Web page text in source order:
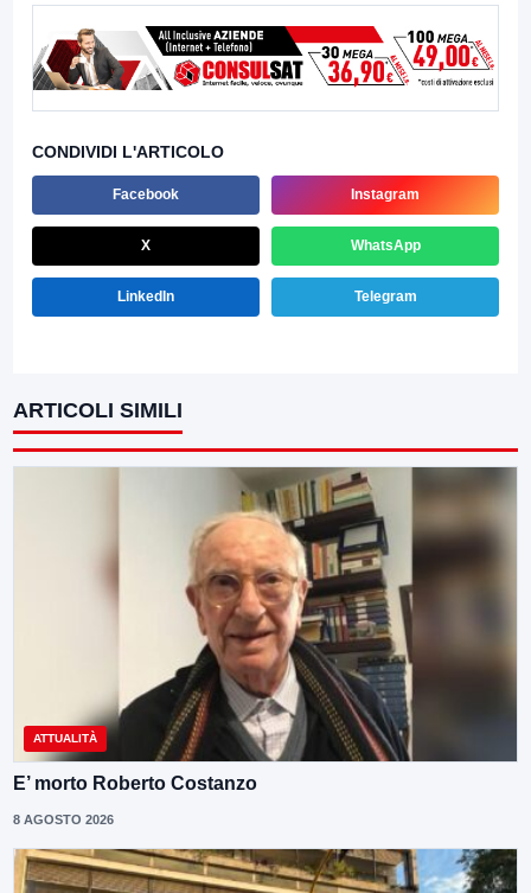
CONDIVIDI L'ARTICOLO
Facebook Instagram
X WhatsApp
LinkedIn Telegram
ARTICOLI SIMILI
ATTUALITÀ
E’ morto Roberto Costanzo
8 AGOSTO 2026